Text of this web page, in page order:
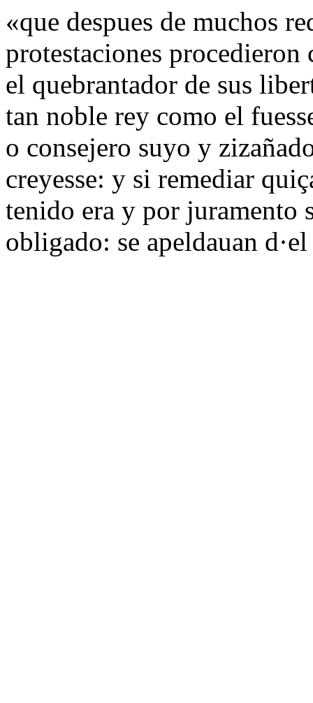
«que despues de muchos
protestaciones
el quebrantador de sus
tan noble rey como el
o consejero suyo y
creyesse: y si remediar
tenido era y por juramento
obligado: se apeldauan